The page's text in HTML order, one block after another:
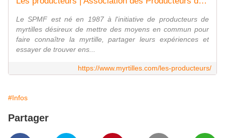
Le SPMF est né en 1987 à l'initiative de producteurs de
myrtilles désireux de mettre des moyens en commun pour
faire connaître la myrtille, partager leurs expériences et
essayer de trouver ens...
https://www.myrtilles.com/les-producteurs/
#Infos
Partager